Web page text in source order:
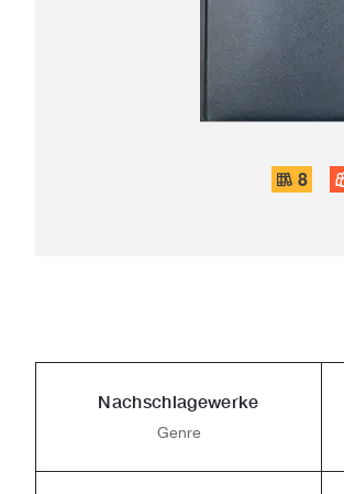
8
Nachschlagewerke
Genre